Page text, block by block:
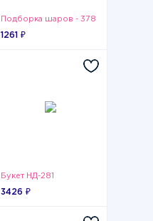
Подборка шаров - 378
1261 ₽
Букет НД-281
3426 ₽